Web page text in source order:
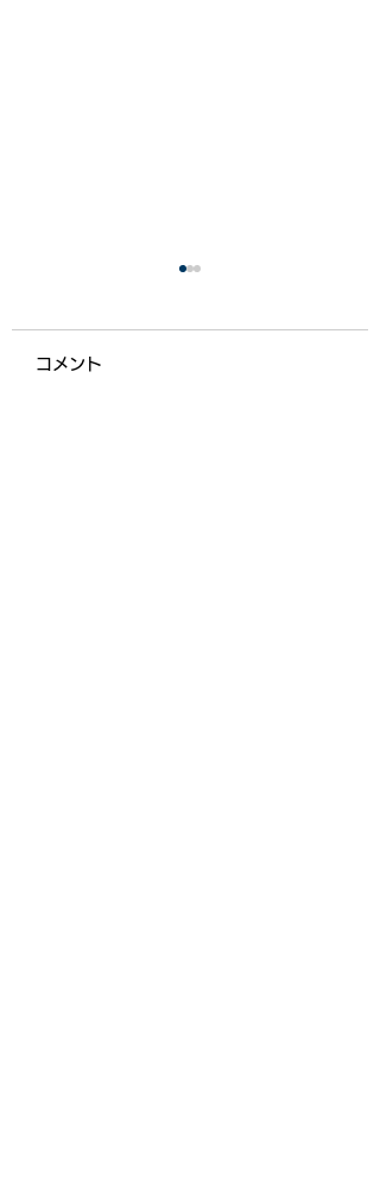
コメント